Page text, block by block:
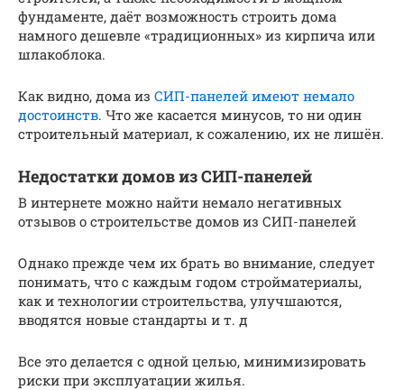
фундаменте, даёт возможность строить дома
намного дешевле «традиционных» из кирпича или
шлакоблока.
Как видно, дома из СИП-панелей имеют немало
достоинств. Что же касается минусов, то ни один
строительный материал, к сожалению, их не лишён.
Недостатки домов из СИП-панелей
В интернете можно найти немало негативных
отзывов о строительстве домов из СИП-панелей
Однако прежде чем их брать во внимание, следует
понимать, что с каждым годом стройматериалы,
как и технологии строительства, улучшаются,
вводятся новые стандарты и т. д
Все это делается с одной целью, минимизировать
риски при эксплуатации жилья.